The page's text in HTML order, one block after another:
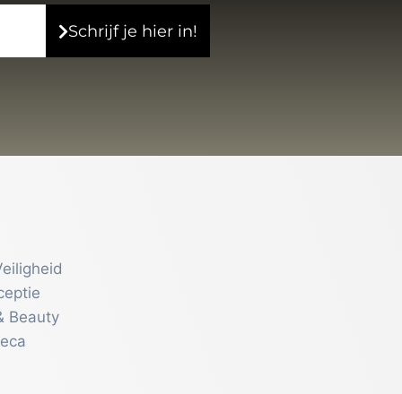
Schrijf je hier in!
Beauty